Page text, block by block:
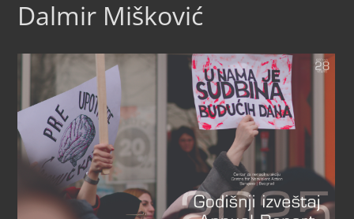
Dalmir Mišković